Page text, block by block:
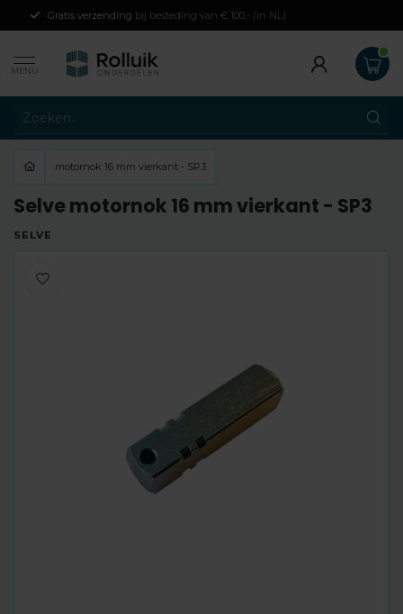
Gratis verzending bij besteding van € 100,- (in NL)
MENU
motornok 16 mm vierkant - SP3
Selve motornok 16 mm vierkant - SP3
SELVE